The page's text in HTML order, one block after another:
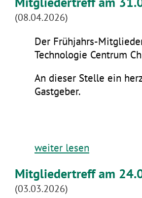
(08.04.2026)
Der Frühjahrs-
Technologie Centrum
An dieser Stelle ein
Gastgeber.
weiter lesen
Mitgliedertreff am
(03.03.2026)